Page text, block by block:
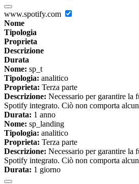
www.spotify.com
Nome
Tipologia
Proprieta
Descrizione
Durata
Nome: sp_t
Tipologia: analitico
Proprieta: Terza parte
Descrizione: Necessario per garantire la
Spotify integrato. Ciò non comporta
Durata: 1 anno
Nome: sp_landing
Tipologia: analitico
Proprieta: Terza parte
Descrizione: Necessario per garantire la
Spotify integrato. Ciò non comporta
Durata: 1 giorno